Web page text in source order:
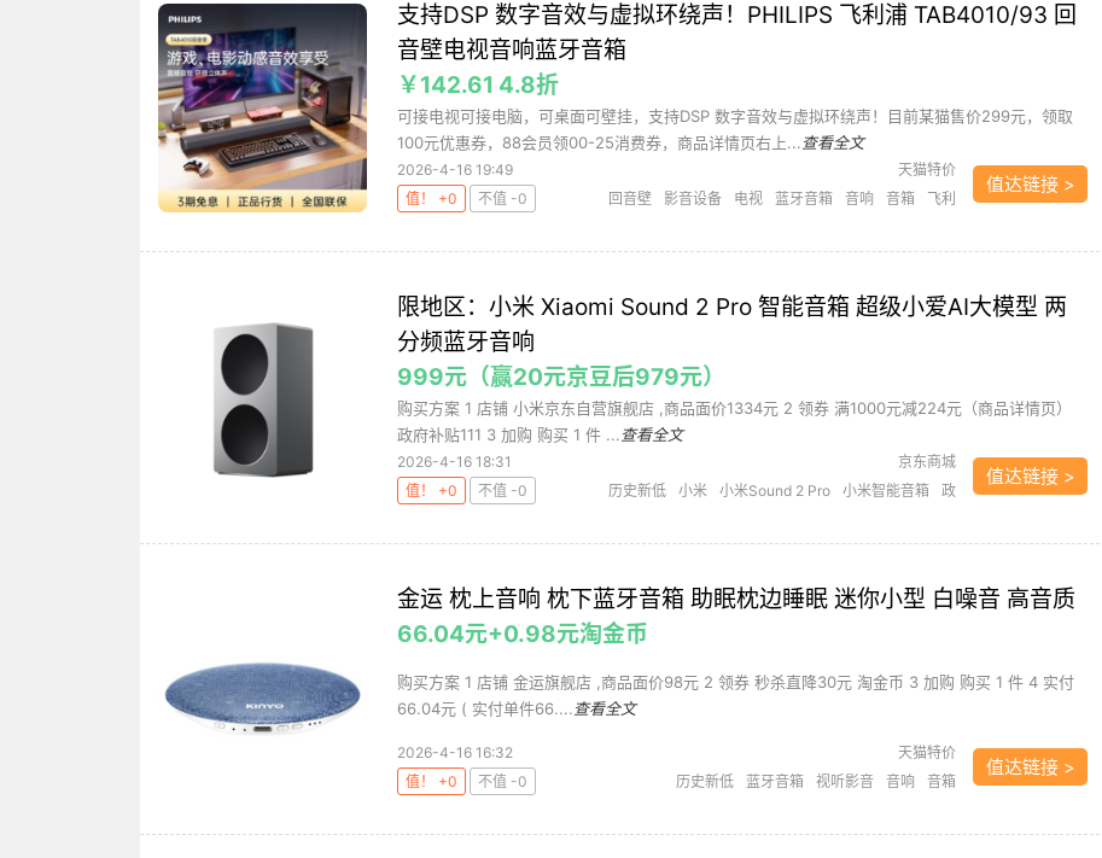
支持DSP 数字音效与虚拟环绕声！PHILIPS 飞利浦 TAB4010/93 回
音壁电视音响蓝牙音箱
￥142.61 4.8折
可接电视可接电脑，可桌面可壁挂，支持DSP 数字音效与虚拟环绕声！目前某猫售价299元，领取
100元优惠券，88会员领00-25消费券，商品详情页右上... 查看全文
2026-4-16 19:49
天猫特价
值！ +0
不值 -0 回音壁 影音设备 电视 蓝牙音箱 音响 音箱
飞利
值达链接 >
限地区：小米 Xiaomi Sound 2 Pro 智能音箱 超级小爱AI大模型 两
分频蓝牙音响
999元（赢20元京豆后979元）
购买方案 1 店铺 小米京东自营旗舰店 ,商品面价1334元 2 领券 满1000元减224元（商品详情页）
政府补贴111 3 加购 购买 1 件 ... 查看全文
2026-4-16 18:31
京东商城
值！ +0
不值 -0 历史新低 小米 小米Sound 2 Pro 小米智能音箱
政
值达链接 >
金运 枕上音响 枕下蓝牙音箱 助眠枕边睡眠 迷你小型 白噪音 高音质
66.04元+0.98元淘金币
购买方案 1 店铺 金运旗舰店 ,商品面价98元 2 领券 秒杀直降30元 淘金币 3 加购 购买 1 件 4 实付
66.04元 ( 实付单件66.... 查看全文
2026-4-16 16:32
天猫特价
值！ +0
不值 -0 历史新低 蓝牙音箱 视听影音 音响 音箱
值达链接 >